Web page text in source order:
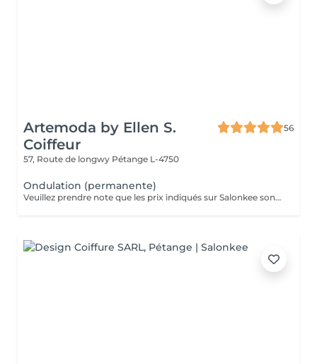
Artemoda by Ellen S.
Coiffeur
56
57, Route de longwy Pétange L-4750
Ondulation (permanente)
Veuillez prendre note que les prix indiqués sur Salonkee sont communiqués à titre informatif et s'entendent de base. Ces derniers sont susceptibles de varier selon le diagnostic réalisé à votre arrivée au salon et l'expertise du professionnel à qui vous confiez votre beauté. Dans tous les cas, un devis précis vous sera proposé et toutes réalisations de prestations seront effectuées avec votre accord. Un grand merci d'avance pour votre compréhension. Au plaisir de vous recevoir très vite.